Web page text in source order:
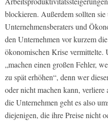
blockieren. Außerdem sollten
Unternehmensberaters und
den Unternehmen vor kurzem
ökonomischen Krise vermittelte.
„machen einen großen Fehler,
zu spät erhöhen“, denn wer
oder nicht machen kann,
die Unternehmen geht es also
diejenigen, die ihre Preise nicht